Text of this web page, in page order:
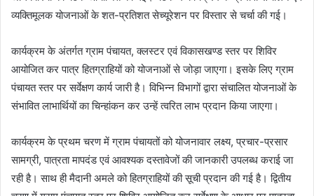
व्यक्तिमूलक योजनाओं के शत-प्रतिशत सेच्यूरेशन पर विस्तार से चर्चा की गई।
कार्यक्रम के अंतर्गत ग्राम पंचायत, क्लस्टर एवं विकासखण्ड स्तर पर शिविर
आयोजित कर पात्र हितग्राहियों को योजनाओं से जोड़ा जाएगा। इसके लिए ग्राम
पंचायत स्तर पर सर्वेक्षण कार्य जारी है। विभिन्न विभागों द्वारा संचालित योजनाओं के
संभावित लाभार्थियों का चिन्हांकन कर उन्हें त्वरित लाभ प्रदान किया जाएगा।
कार्यक्रम के प्रथम चरण में ग्राम पंचायतों को योजनावार लक्ष्य, प्रचार-प्रसार
सामग्री, पात्रता मापदंड एवं आवश्यक दस्तावेजों की जानकारी उपलब्ध कराई जा
रही है। साथ ही मैदानी अमले को हितग्राहियों की सूची प्रदान की गई है। द्वितीय